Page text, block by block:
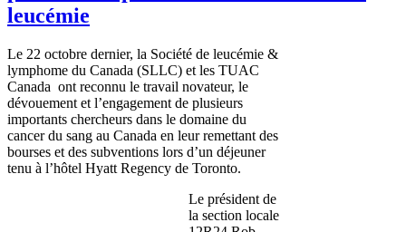
leucémie
Le 22 octobre dernier, la Société de leucémie &
lymphome du Canada (SLLC) et les TUAC
Canada ont reconnu le travail novateur, le
dévouement et l’engagement de plusieurs
importants chercheurs dans le domaine du
cancer du sang au Canada en leur remettant des
bourses et des subventions lors d’un déjeuner
tenu à l’hôtel Hyatt Regency de Toronto.
Le président de
la section locale